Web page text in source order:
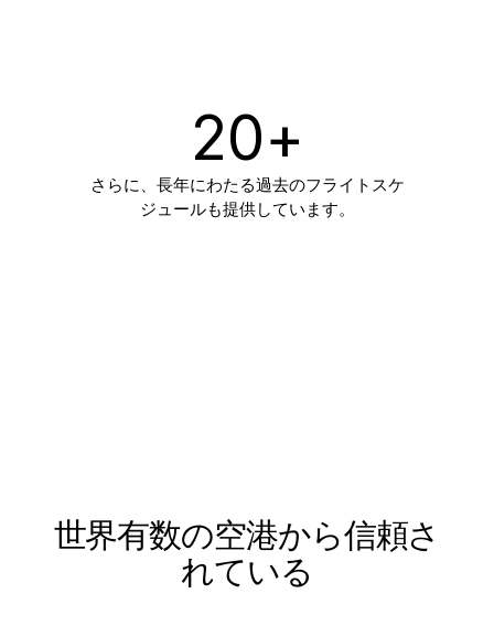
20+
さらに、長年にわたる過去のフライトスケ
ジュールも提供しています。
世界有数の空港から信頼さ
れている